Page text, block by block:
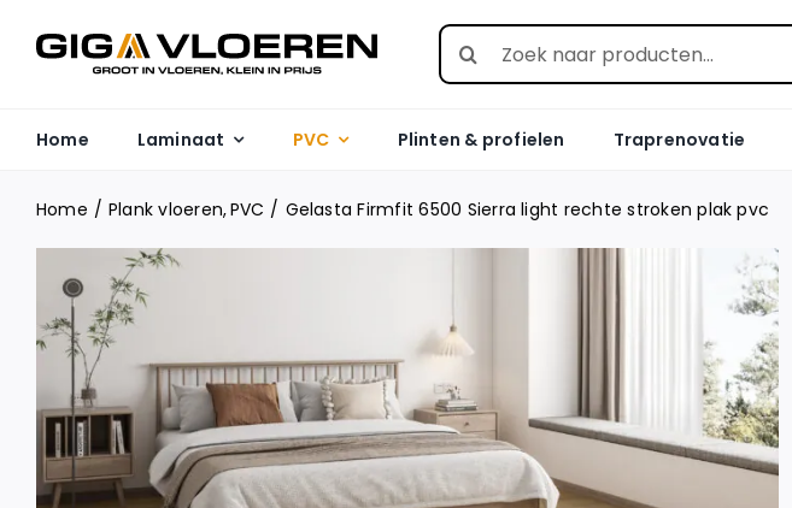
Search
for:
Home Laminaat PVC Plinten & profielen Traprenovatie
Home Plank vloeren PVC Gelasta Firmfit 6500 Sierra light rechte stroken plak pvc